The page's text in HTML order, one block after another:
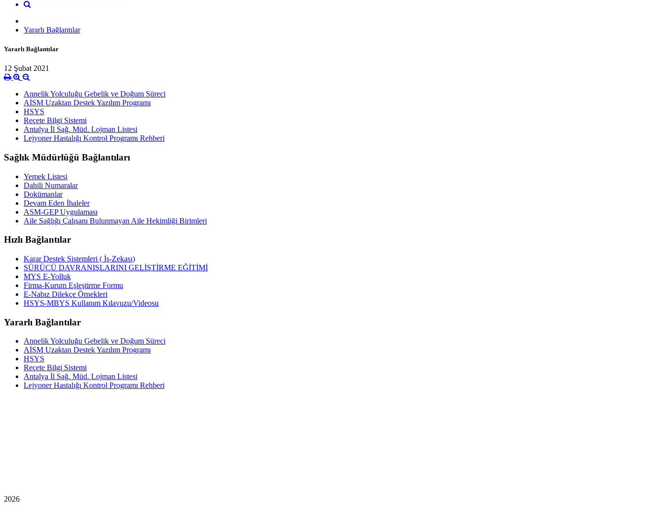
Yararlı Bağlantılar
Yararlı Bağlantılar
12 Şubat 2021
Annelik Yolculuğu Gebelik ve Doğum Süreci
AİSM Uzaktan Destek Yazılım Programı
HSYS
Reçete Bilgi Sistemi
Antalya İl Sağ. Müd. Lojman Listesi
Lejyoner Hastalığı Kontrol Programı Rehberi
Sağlık Müdürlüğü Bağlantıları
Yemek Listesi
Dahili Numaralar
Dokümanlar
Devam Eden İhaleler
ASM-GEP Uygulaması
Aile Sağlığı Çalışanı Bulunmayan Aile Hekimliği Birimleri
Hızlı Bağlantılar
Karar Destek Sistemleri ( İş-Zekası)
SÜRÜCÜ DAVRANIŞLARINI GELİŞTİRME EĞİTİMİ
MYS E-Yolluk
Firma-Kurum Eşleştirme Formu
E-Nabız Dilekçe Örnekleri
HSYS-MBYS Kullanım Kılavuzu/Videosu
Yararlı Bağlantılar
Annelik Yolculuğu Gebelik ve Doğum Süreci
AİSM Uzaktan Destek Yazılım Programı
HSYS
Reçete Bilgi Sistemi
Antalya İl Sağ. Müd. Lojman Listesi
Lejyoner Hastalığı Kontrol Programı Rehberi
2026